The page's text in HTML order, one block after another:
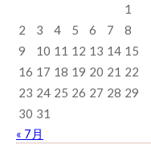
1
2
3 4 5 6 7
8
9
10 11 12 13 14 15
16 17 18 19 20 21 22
23 24 25 26 27 28 29
30 31
« 7月